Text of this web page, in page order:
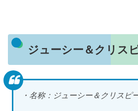
ジューシー＆クリス
・名称：ジューシー＆クリスピ